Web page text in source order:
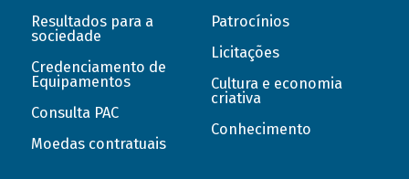
Resultados para a
sociedade
Credenciamento de
Equipamentos
Consulta PAC
Moedas contratuais
Patrocínios
Licitações
Cultura e economia
criativa
Conhecimento